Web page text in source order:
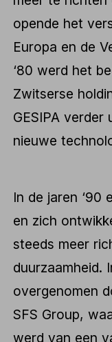
opende het
Europa en de
‘80 werd het
Zwitserse
GESIPA verder
nieuwe
In de jaren ‘90
en zich
steeds meer
duurzaamheid.
overgenomen
SFS Group,
werd van een